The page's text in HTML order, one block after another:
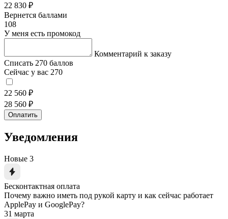
22 830 ₽
Вернется баллами
108
У меня есть промокод
Комментарий к заказу
Списать 270 баллов
Сейчас у вас 270
22 560 ₽
28 560 ₽
Оплатить
Уведомления
Новые 3
Бесконтактная оплата
Почему важно иметь под рукой карту и как сейчас работает
ApplePay и GooglePay?
31 марта